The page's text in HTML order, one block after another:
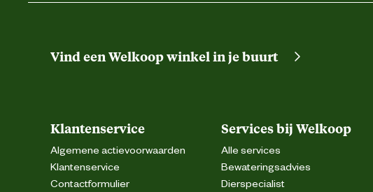
Verantwoordelijke marktdeelnemer mailadres
Vind een Welkoop winkel in je buurt
Klantenservice
Algemene actievoorwaarden
Klantenservice
Contactformulier
Services bij Welkoop
Alle services
Bewateringsadvies
Dierspecialist